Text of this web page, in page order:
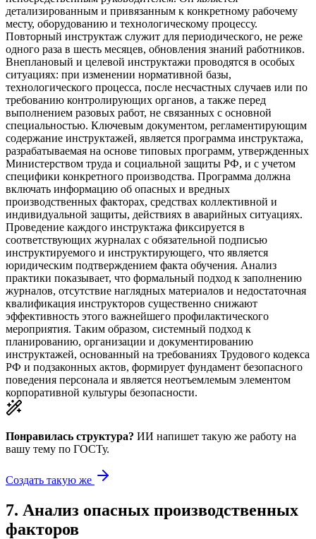
детализированным и привязанным к конкретному рабочему
месту, оборудованию и технологическому процессу.
Повторный инструктаж служит для периодического, не реже
одного раза в шесть месяцев, обновления знаний работников.
Внеплановый и целевой инструктажи проводятся в особых
ситуациях: при изменении нормативной базы,
технологического процесса, после несчастных случаев или по
требованию контролирующих органов, а также перед
выполнением разовых работ, не связанных с основной
специальностью. Ключевым документом, регламентирующим
содержание инструктажей, является программа инструктажа,
разрабатываемая на основе типовых программ, утвержденных
Министерством труда и социальной защиты РФ, и с учетом
специфики конкретного производства. Программа должна
включать информацию об опасных и вредных
производственных факторах, средствах коллективной и
индивидуальной защиты, действиях в аварийных ситуациях.
Проведение каждого инструктажа фиксируется в
соответствующих журналах с обязательной подписью
инструктируемого и инструктирующего, что является
юридическим подтверждением факта обучения. Анализ
практики показывает, что формальный подход к заполнению
журналов, отсутствие наглядных материалов и недостаточная
квалификация инструкторов существенно снижают
эффективность этого важнейшего профилактического
мероприятия. Таким образом, системный подход к
планированию, организации и документированию
инструктажей, основанный на требованиях Трудового кодекса
РФ и подзаконных актов, формирует фундамент безопасного
поведения персонала и является неотъемлемым элементом
корпоративной культуры безопасности.
Понравилась структура? ИИ напишет такую же работу на
вашу тему по ГОСТу.
Создать такую же
7. Анализ опасных производственных
факторов